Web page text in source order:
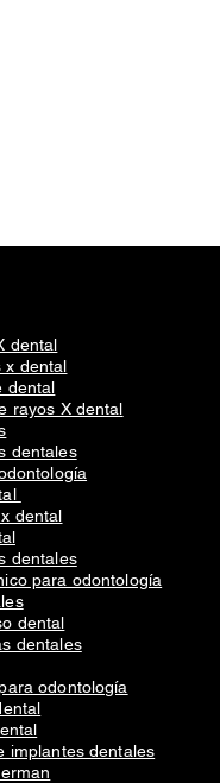
dental
x dental
dental
rayos X dental
dentales
dental
dentales
para odontología
dental
dentales
odontología
implantes dentales